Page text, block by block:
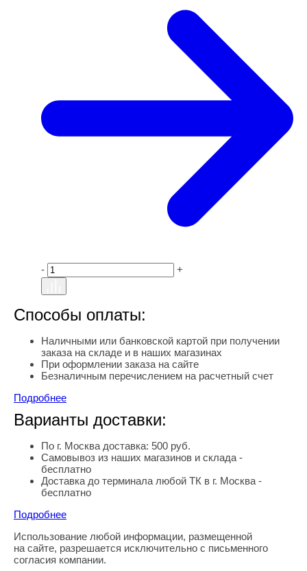
- +
Способы оплаты:
Наличными или банковской картой при получении
заказа на складе и в наших магазинах
При оформлении заказа на сайте
Безналичным перечислением на расчетный счет
Подробнее
Варианты доставки:
По г. Москва доставка: 500 руб.
Самовывоз из наших магазинов и склада -
бесплатно
Доставка до терминала любой ТК в г. Москва -
бесплатно
Подробнее
Правовая информация
Использование любой информации, размещенной
на сайте, разрешается исключительно с письменного
согласия компании.